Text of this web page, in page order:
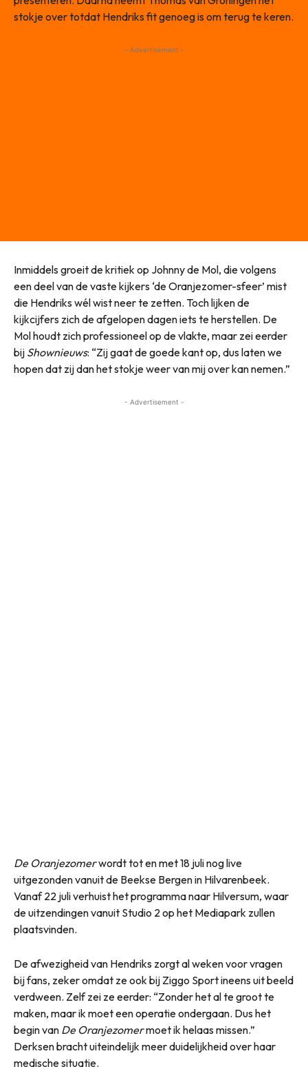
stokje over totdat Hendriks fit genoeg is om terug te keren.
- Advertisement -
Inmiddels groeit de kritiek op Johnny de Mol, die volgens
een deel van de vaste kijkers ‘de Oranjezomer-sfeer’ mist
die Hendriks wél wist neer te zetten. Toch lijken de
kijkcijfers zich de afgelopen dagen iets te herstellen. De
Mol houdt zich professioneel op de vlakte, maar zei eerder
bij Shownieuws: “Zij gaat de goede kant op, dus laten we
hopen dat zij dan het stokje weer van mij over kan nemen.”
- Advertisement -
De Oranjezomerwordt tot en met 18 juli nog live
uitgezonden vanuit de Beekse Bergen in Hilvarenbeek.
Vanaf 22 juli verhuist het programma naar Hilversum, waar
de uitzendingen vanuit Studio 2 op het Mediapark zullen
plaatsvinden.
De afwezigheid van Hendriks zorgt al weken voor vragen
bij fans, zeker omdat ze ook bij Ziggo Sport ineens uit beeld
verdween. Zelf zei ze eerder: “Zonder het al te groot te
maken, maar ik moet een operatie ondergaan. Dus het
begin van De Oranjezomermoet ik helaas missen.”
Derksen bracht uiteindelijk meer duidelijkheid over haar
medische situatie.